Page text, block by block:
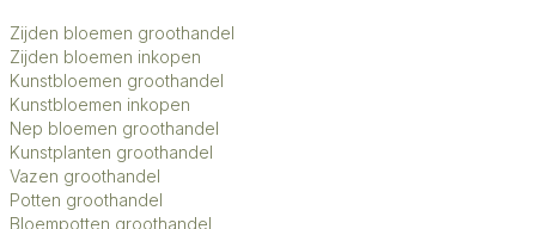
Zijden bloemen groothandel
Zijden bloemen inkopen
Kunstbloemen groothandel
Kunstbloemen inkopen
Nep bloemen groothandel
Kunstplanten groothandel
Vazen groothandel
Potten groothandel
Bloempotten groothandel